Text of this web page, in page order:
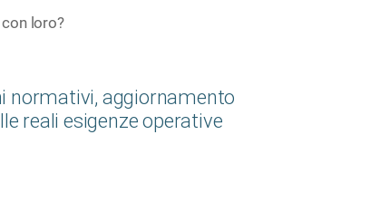
loro?
normativi, aggiornamento
reali esigenze operative